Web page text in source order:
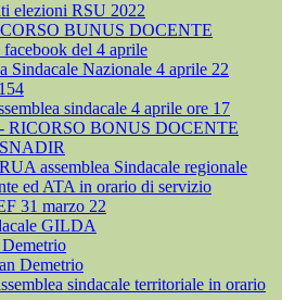
elezioni RSU 2022
BUNUS DOCENTE
del 4 aprile
Sindacale Nazionale 4 aprile 22
sindacale 4 aprile ore 17
RICORSO BONUS DOCENTE
assemblea Sindacale regionale
ed ATA in orario di servizio
31 marzo 22
GILDA
Demetrio
sindacale territoriale in orario